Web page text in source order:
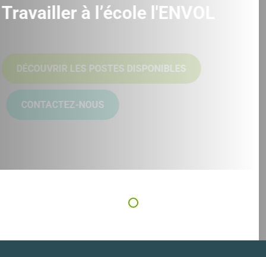
Travailler à l’école l'ENVOL
DÉCOUVRIR LES POSTES DISPONIBLES
CONTACTEZ-NOUS